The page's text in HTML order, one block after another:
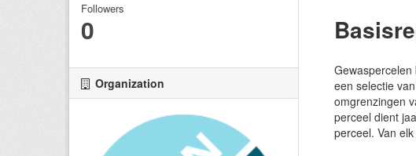
Followers
0
Organization
een selectie
omgrenzingen
perceel dient
perceel. Van